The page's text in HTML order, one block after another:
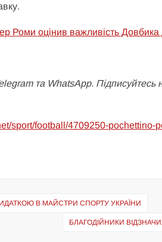
Роми оцінив важливість
та WhatsApp. Підписуйтесь
sport/football/4709250-pochettino-
В МАЙСТРИ СПОРТУ УКРАЇНИ
БЛАГОДІЙНИКИ